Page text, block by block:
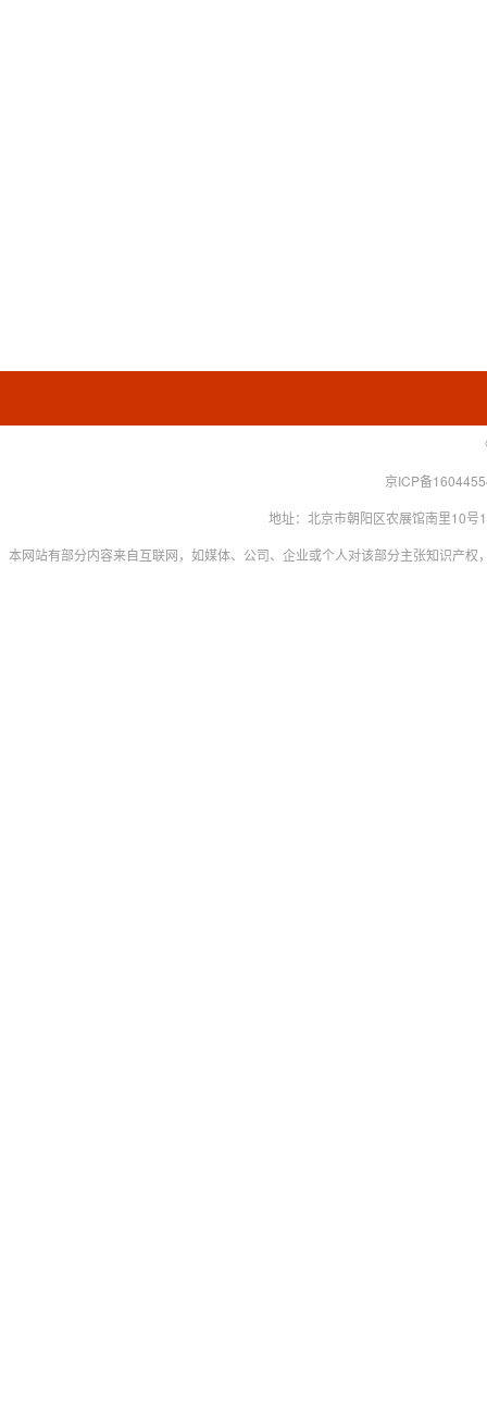
京ICP备
地址：北京市朝阳区农展馆南里10
本网站有部分内容来自互联网，如媒体、公司、企业或个人对该部分主张知识产